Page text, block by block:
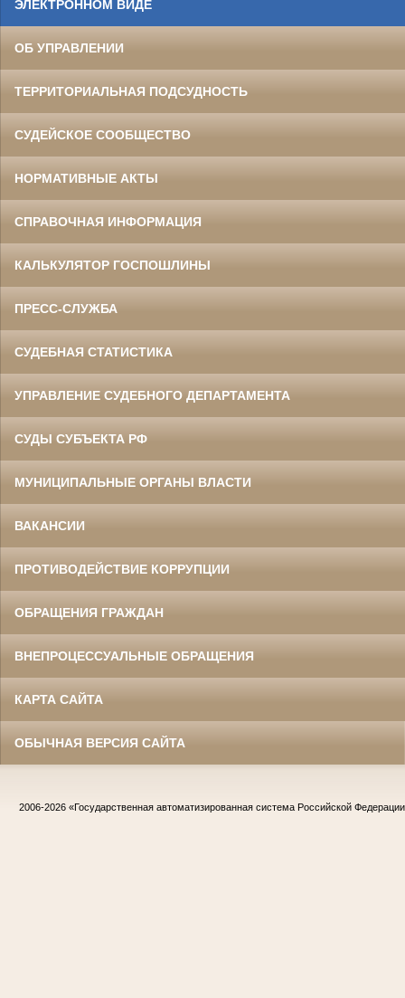
ЭЛЕКТРОННОМ ВИДЕ
ОБ УПРАВЛЕНИИ
ТЕРРИТОРИАЛЬНАЯ ПОДСУДНОСТЬ
СУДЕЙСКОЕ СООБЩЕСТВО
НОРМАТИВНЫЕ АКТЫ
СПРАВОЧНАЯ ИНФОРМАЦИЯ
КАЛЬКУЛЯТОР ГОСПОШЛИНЫ
ПРЕСС-СЛУЖБА
СУДЕБНАЯ СТАТИСТИКА
УПРАВЛЕНИЕ СУДЕБНОГО ДЕПАРТАМЕНТА
СУДЫ СУБЪЕКТА РФ
МУНИЦИПАЛЬНЫЕ ОРГАНЫ ВЛАСТИ
ВАКАНСИИ
ПРОТИВОДЕЙСТВИЕ КОРРУПЦИИ
ОБРАЩЕНИЯ ГРАЖДАН
ВНЕПРОЦЕССУАЛЬНЫЕ ОБРАЩЕНИЯ
КАРТА САЙТА
ОБЫЧНАЯ ВЕРСИЯ САЙТА
2006-2026 «Государственная автоматизированная система Российской